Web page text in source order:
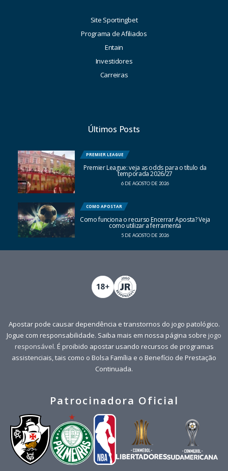
Site Sportingbet
Programa de Afiliados
Entain
Investidores
Carreiras
Últimos Posts
PREMIER LEAGUE
Premier League: veja as odds para o título da
temporada 2026/27
6 DE AGOSTO DE 2026
COMO APOSTAR
Como funciona o recurso Encerrar Aposta? Veja
como utilizar a ferramenta
5 DE AGOSTO DE 2026
Apostar pode causar dependência e transtornos do jogo patológico.
Jogue com responsabilidade. Saiba mais em nossa página sobre jogo
responsável. É proibido apostar usando recursos de programas
assistenciais, tais como o Bolsa Família e o Benefício de Prestação
Continuada.
Patrocinadora Oficial